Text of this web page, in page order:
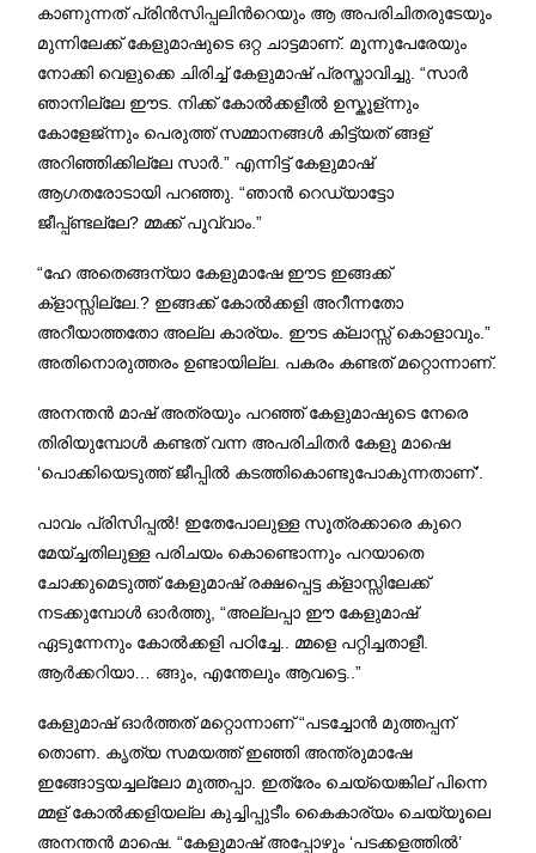
കാണുന്നത് പ്രിൻസിപ്പലിന്‍റെയും ആ അപരിചിതരുടേയും
മുന്നിലേക്ക് കേളുമാഷുടെ ഒറ്റ ചാട്ടമാണ്. മൂന്നുപേരേയും
നോക്കി വെളുക്കെ ചിരിച്ച് കേളുമാഷ് പ്രസ്താവിച്ചു. “സാർ
ഞാനില്ലേ ഈട. നിക്ക് കോൽക്കളീൽ ഉസ്കൂള്ന്നും
കോളേജ്ന്നും പെരുത്ത് സമ്മാനങ്ങൾ കിട്ട്യത്‌ ങ്ങള്
അറിഞ്ഞിക്കില്ലേ സാർ.” എന്നിട്ട് കേളുമാഷ്
ആഗതരോടായി പറഞ്ഞു. “ഞാൻ റെഡ്യാട്ടോ
ജീപ്പ്ണ്ടല്ലേ? മ്മക്ക് പൂവ്വാം.”
“ഹേ അതെങ്ങന്യാ കേളുമാഷേ ഈട ഇങ്ങക്ക്
ക്‌ളാസ്സില്ലേ.? ഇങ്ങക്ക് കോൽക്കളി അറീന്നതോ
അറീയാത്തതോ അല്ല കാര്യം. ഈട ക്ലാസ്സ് കൊളാവും.”
അതിനൊരുത്തരം ഉണ്ടായില്ല. പകരം കണ്ടത് മറ്റൊന്നാണ്.
അനന്തൻ മാഷ് അത്രയും പറഞ്ഞ് കേളുമാഷുടെ നേരെ
തിരിയുമ്പോൾ കണ്ടത് വന്ന അപരിചിതർ കേളു മാഷെ
‘പൊക്കിയെടുത്ത് ജീപ്പിൽ കടത്തികൊണ്ടുപോകുന്നതാണ്’.
പാവം പ്രിസിപ്പൽ! ഇതേപോലുള്ള സൂത്രക്കാരെ കുറെ
മേയ്ച്ചതിലുള്ള പരിചയം കൊണ്ടൊന്നും പറയാതെ
ചോക്കുമെടുത്ത് കേളുമാഷ് രക്ഷപ്പെട്ട ക്‌ളാസ്സിലേക്ക്
നടക്കുമ്പോൾ ഓർത്തു, “അല്ലപ്പാ ഈ കേളുമാഷ്
ഏടുന്നേനും കോൽക്കളി പഠിച്ചേ.. മ്മളെ പറ്റിച്ചതാളീ.
ആർക്കറിയാ… ങ്ങും, എന്തേലും ആവട്ടെ..”
കേളുമാഷ് ഓർത്തത് മറ്റൊന്നാണ് “പടച്ചോൻ മുത്തപ്പന്
തൊണ. കൃത്യ സമയത്ത് ഇഞ്ഞി അന്ത്രുമാഷേ
ഇങ്ങോട്ടയച്ചല്ലോ മുത്തപ്പാ. ഇത്രേം ചെയ്യെങ്കില് പിന്നെ
മ്മള് കോൽക്കളിയല്ല കുച്ചിപ്പുടീം കൈകാര്യം ചെയ്യൂലെ
അനന്തൻ മാഷെ. “കേളുമാഷ് അപ്പോഴും ‘പടക്കളത്തിൽ’